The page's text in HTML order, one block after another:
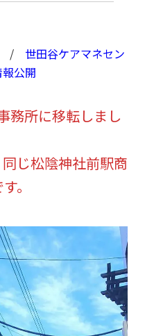
/ 世田谷ケアマネセン
公開
務所に移転しまし
じ松陰神社前駅商
。